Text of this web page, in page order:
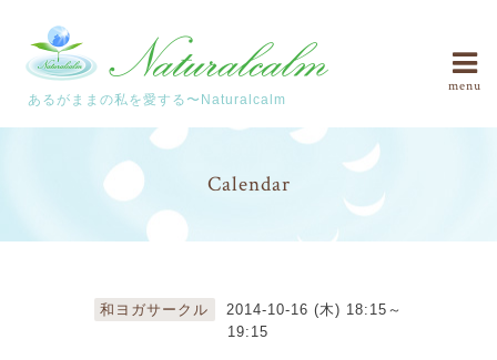
あるがままの私を愛する〜Naturalcalm
menu
Calendar
和ヨガサークル
2014-10-16 (木) 18:15～
19:15